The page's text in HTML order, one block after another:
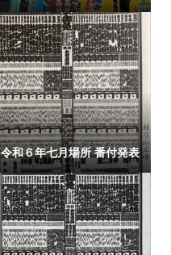
令和６年七月場所 番付発表